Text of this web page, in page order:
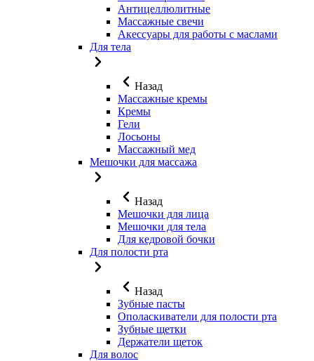
Антицеллюлитные
Массажные свечи
Акессуары для работы с маслами
Для тела
Назад
Массажные кремы
Кремы
Гели
Лосьоны
Массажный мед
Мешочки для массажа
Назад
Мешочки для лица
Мешочки для тела
Для кедровой бочки
Для полости рта
Назад
Зубные пасты
Ополаскиватели для полости рта
Зубные щетки
Держатели щеток
Для волос